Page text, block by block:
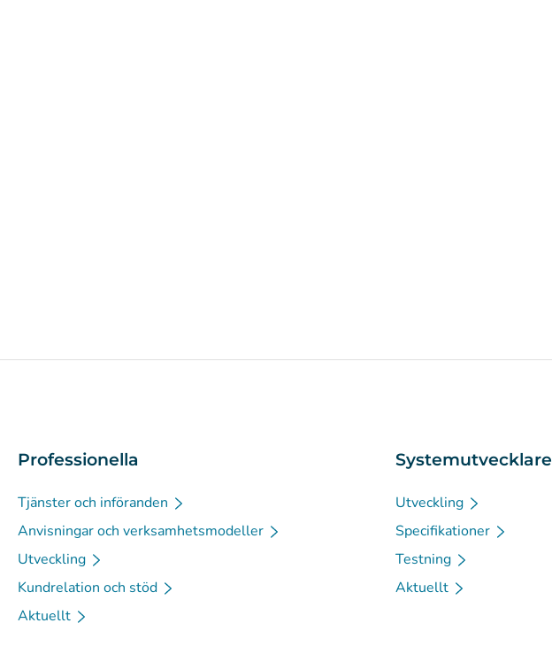
Professionella
Tjänster och införanden
Anvisningar och verksamhetsmodeller
Utveckling
Kundrelation och stöd
Aktuellt
Systemutvecklare
Utveckling
Specifikationer
Testning
Aktuellt